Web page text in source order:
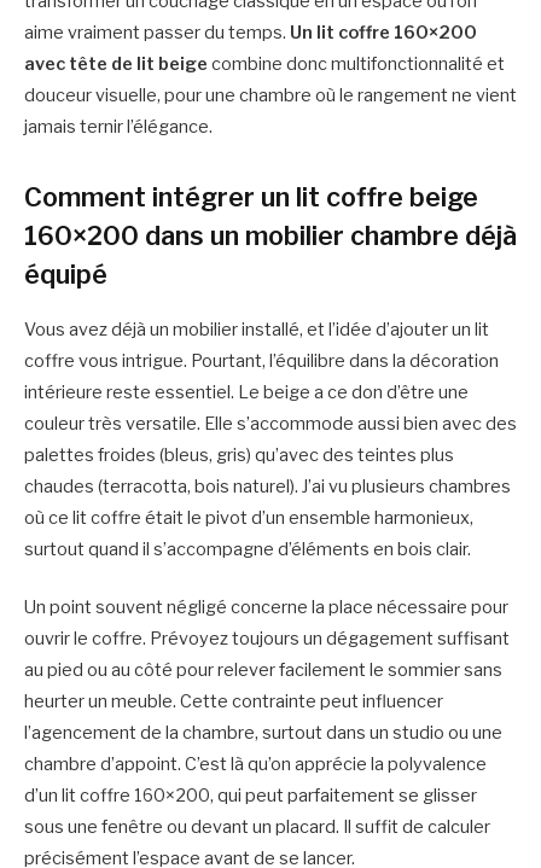
aime vraiment passer du temps. Un lit coffre 160×200
avec tête de lit beige combine donc multifonctionnalité et
douceur visuelle, pour une chambre où le rangement ne vient
jamais ternir l’élégance.
Comment intégrer un lit coffre beige
160×200 dans un mobilier chambre déjà
équipé
Vous avez déjà un mobilier installé, et l’idée d’ajouter un lit
coffre vous intrigue. Pourtant, l’équilibre dans la décoration
intérieure reste essentiel. Le beige a ce don d’être une
couleur très versatile. Elle s’accommode aussi bien avec des
palettes froides (bleus, gris) qu’avec des teintes plus
chaudes (terracotta, bois naturel). J’ai vu plusieurs chambres
où ce lit coffre était le pivot d’un ensemble harmonieux,
surtout quand il s’accompagne d’éléments en bois clair.
Un point souvent négligé concerne la place nécessaire pour
ouvrir le coffre. Prévoyez toujours un dégagement suffisant
au pied ou au côté pour relever facilement le sommier sans
heurter un meuble. Cette contrainte peut influencer
l’agencement de la chambre, surtout dans un studio ou une
chambre d’appoint. C’est là qu’on apprécie la polyvalence
d’un lit coffre 160×200, qui peut parfaitement se glisser
sous une fenêtre ou devant un placard. Il suffit de calculer
précisément l’espace avant de se lancer.